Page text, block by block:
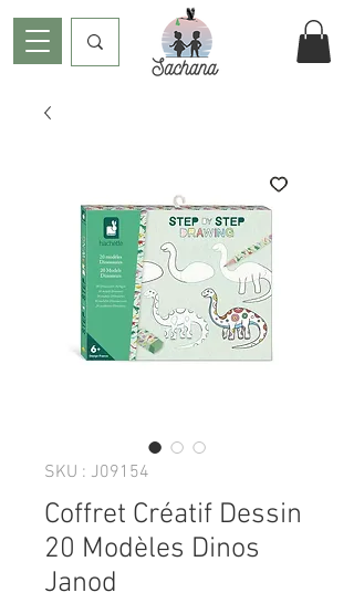
SKU : J09154
Coffret Créatif Dessin
20 Modèles Dinos
Janod